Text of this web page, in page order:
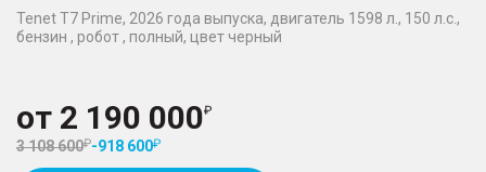
Tenet T7 Prime, 2026 года выпуска, двигатель 1598 л., 150 л.с.,
бензин , робот , полный, цвет черный
от 2 190 000
3 108 600 -918 600